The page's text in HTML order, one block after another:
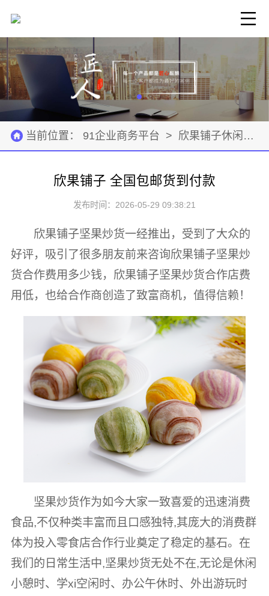
当前位置： 91企业商务平台 > 欣果铺子休闲零食
欣果铺子 全国包邮货到付款
发布时间：2026-05-29 09:38:21
欣果铺子坚果炒货一经推出，受到了大众的
好评，吸引了很多朋友前来咨询欣果铺子坚果炒
货合作费用多少钱，欣果铺子坚果炒货合作店费
用低，也给合作商创造了致富商机，值得信赖！
坚果炒货作为如今大家一致喜爱的迅速消费
食品,不仅种类丰富而且口感独特,其庞大的消费群
体为投入零食店合作行业奠定了稳定的基石。在
我们的日常生活中,坚果炒货无处不在,无论是休闲
小憩时、学xi空闲时、办公午休时、外出游玩时